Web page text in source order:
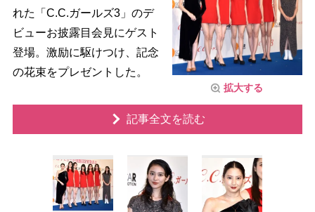
拡大する
れた「C.C.ガールズ3」のデ
ビューお披露目会見にゲスト
登場。激励に駆けつけ、記念
の花束をプレゼントした。
記事全文を読む